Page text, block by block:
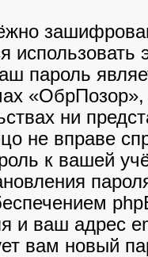
пароль
«ОбрПозор»,
ни
не вправе
к вашей
и ваш адрес
вам новый